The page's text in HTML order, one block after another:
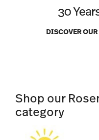
30
DISCOVER
Shop our
category